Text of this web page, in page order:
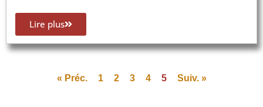
Lire plus
« Préc. 1 2 3 4 5 Suiv. »